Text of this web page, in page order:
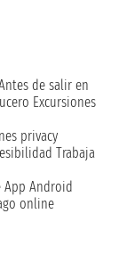
de salir en
Excursiones
privacy
Trabaja
App Android
online